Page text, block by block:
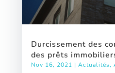
Durcissement des
des prêts
Nov 16, 2021 | Actualités,